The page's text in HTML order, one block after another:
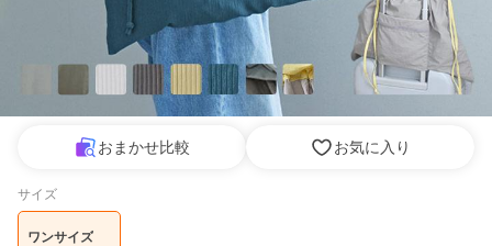
おまかせ比較 お気に入り
サイズ
ワンサイズ